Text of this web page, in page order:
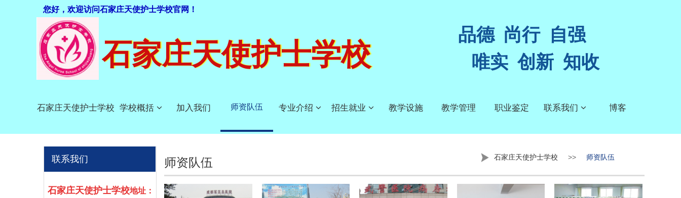
您好，欢迎访问石家庄天使护士学校官网！
石家庄天使护士学校 学校概括 加入我们 师资队伍 专业介绍 招生就业 教学设施 教学管理 职业鉴定 联系我们 博客
石家庄天使护士学校
品德 尚行 自强
唯实 创新 知收
联系我们 师资队伍 石家庄天使护士学校 >> 师资队伍
石家庄天使护士学校地址：